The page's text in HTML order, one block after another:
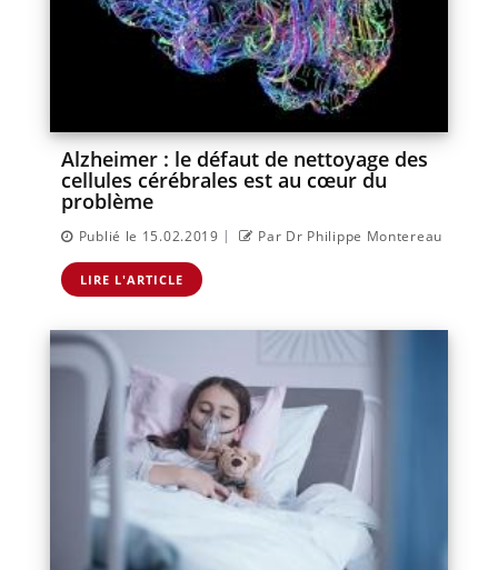
Alzheimer : le défaut de nettoyage des
cellules cérébrales est au cœur du
problème
Publié le 15.02.2019 | Par Dr Philippe Montereau
LIRE L'ARTICLE